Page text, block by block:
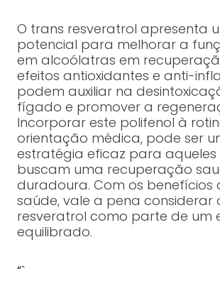
O trans resveratrol apresenta
potencial para melhorar a
em alcoólatras em
efeitos antioxidantes e anti-
podem auxiliar na
fígado e promover a
Incorporar este polifenol à
orientação médica, pode ser
estratégia eficaz para aqueles
buscam uma recuperação
duradoura. Com os benefícios
saúde, vale a pena considerar
resveratrol como parte de um
equilibrado.
“`